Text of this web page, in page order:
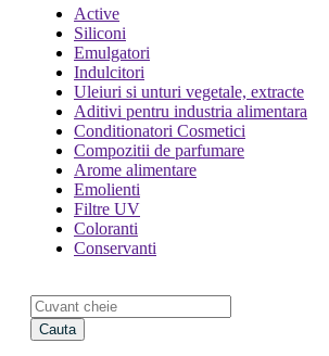
Active
Siliconi
Emulgatori
Indulcitori
Uleiuri si unturi vegetale, extracte
Aditivi pentru industria alimentara
Conditionatori Cosmetici
Compozitii de parfumare
Arome alimentare
Emolienti
Filtre UV
Coloranti
Conservanti
Cauta